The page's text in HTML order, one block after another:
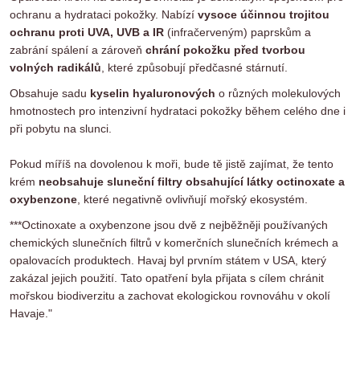
ochranu a hydrataci pokožky. Nabízí vysoce účinnou trojitou
ochranu proti UVA, UVB a IR (infračerveným) paprskům a
zabrání spálení a zároveň chrání pokožku před tvorbou
volných radikálů , které způsobují předčasné stárnutí.
Obsahuje sadu kyselin hyaluronových o různých molekulových
hmotnostech pro intenzivní hydrataci pokožky během celého dne i
při pobytu na slunci.
Pokud míříš na dovolenou k moři, bude tě jistě zajímat, že tento
krém neobsahuje sluneční filtry obsahující látky octinoxate a
oxybenzone , které negativně ovlivňují mořský ekosystém.
***Octinoxate a oxybenzone jsou dvě z nejběžněji používaných
chemických slunečních filtrů v komerčních slunečních krémech a
opalovacích produktech. Havaj byl prvním státem v USA, který
zakázal jejich použití. Tato opatření byla přijata s cílem chránit
mořskou biodiverzitu a zachovat ekologickou rovnováhu v okolí
Havaje."